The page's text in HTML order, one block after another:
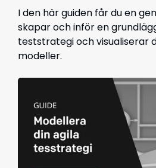
I den här guiden får du en
skapar och inför en
teststrategi och visualiserar
modeller.